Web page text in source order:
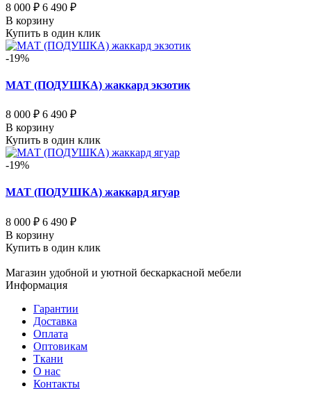
8 000 ₽ 6 490 ₽
В корзину
Купить в один клик
-19%
МАТ (ПОДУШКА) жаккард экзотик
8 000 ₽ 6 490 ₽
В корзину
Купить в один клик
-19%
МАТ (ПОДУШКА) жаккард ягуар
8 000 ₽ 6 490 ₽
В корзину
Купить в один клик
Магазин удобной и уютной бескаркасной мебели
Информация
Гарантии
Доставка
Оплата
Оптовикам
Ткани
О нас
Контакты